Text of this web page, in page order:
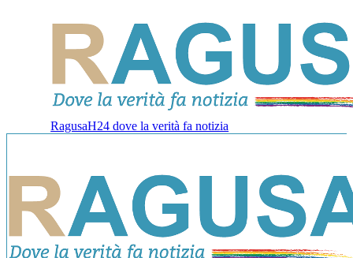
RagusaH24 dove la verità fa notizia